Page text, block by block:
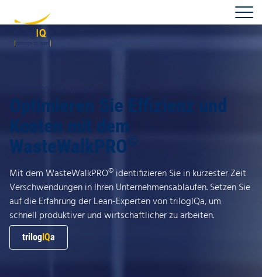
Optimieren Sie Effizienz und
Kosten mit dem
WasteWalkPRO©
Mit dem WasteWalkPRO© identifizieren Sie in kürzester Zeit
Verschwendungen in Ihren Unternehmensabläufen. Setzen Sie
auf die Erfahrung der Lean-Experten von trilogIQa, um
schnell produktiver und wirtschaftlicher zu arbeiten.
trilogIQa